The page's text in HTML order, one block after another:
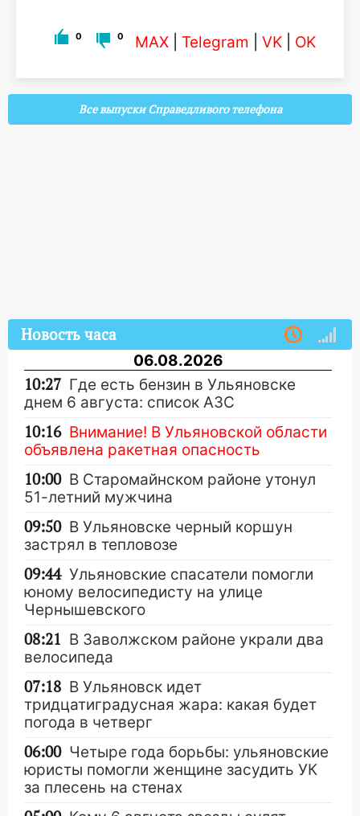
0 0 MAX Telegram VK OK
Все выпуски Справедливого телефона
Новость часа
06.08.2026
10:27 Где есть бензин в Ульяновске
днем 6 августа: список АЗС
10:16 Внимание! В Ульяновской области
объявлена ракетная опасность
10:00 В Старомайнском районе утонул
51-летний мужчина
09:50 В Ульяновске черный коршун
застрял в тепловозе
09:44 Ульяновские спасатели помогли
юному велосипедисту на улице
Чернышевского
08:21 В Заволжском районе украли два
велосипеда
07:18 В Ульяновск идет
тридцатиградусная жара: какая будет
погода в четверг
06:00 Четыре года борьбы: ульяновские
юристы помогли женщине засудить УК
за плесень на стенах